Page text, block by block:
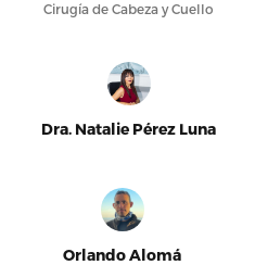
Cirugía de Cabeza y Cuello
Dra. Natalie Pérez Luna
Orlando Alomá